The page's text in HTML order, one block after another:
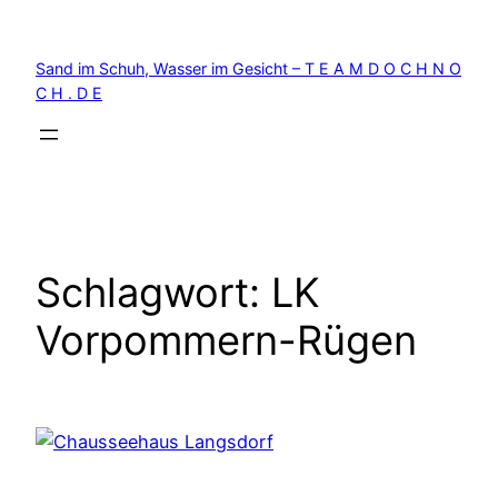
springen
Sand im Schuh, Wasser im Gesicht – T E A M D O C H N O
C H . D E
Schlagwort: LK
Vorpommern-Rügen